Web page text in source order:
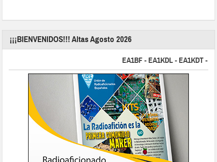
¡¡¡BIENVENIDOS!!! Altas Agosto 2026
EA1BF - EA1KDL - EA1KDT -